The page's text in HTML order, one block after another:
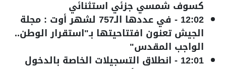
كسوف شمسي جزئي استثنائي
12:02
- في عددها الـ757 لشهر أوت : مجلة
الجيش تعنون افتتاحيتها بـ"استقرار الوطن..
الواجب المقدس"
12:01
- انطلاق التسجيلات الخاصة بالدخول